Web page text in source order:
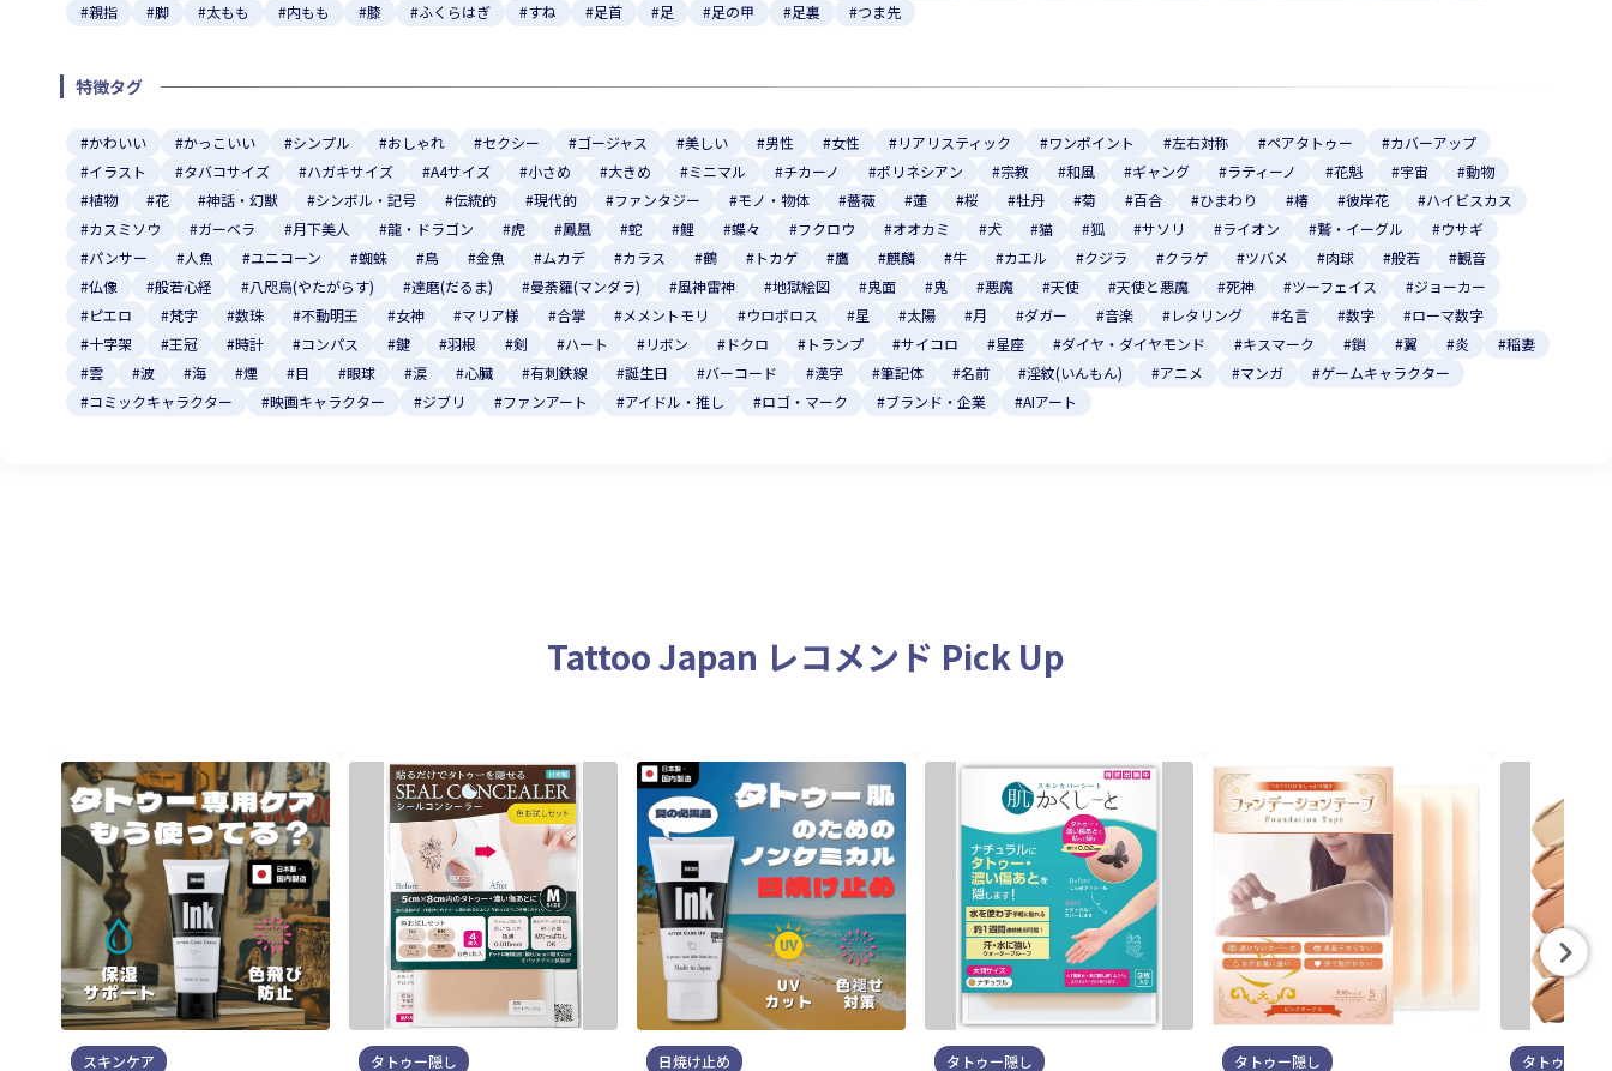
#親指
#脚 #太もも #内もも #膝 #ふくらはぎ #すね #足首 #足 #足の甲 #足裏 #つま先
特徴タグ
#かわいい #かっこいい #シンプル #おしゃれ #セクシー #ゴージャス #美しい #男性 #女性 #リアリスティック #ワンポイント #左右対称 #ペアタトゥー
#カバーアップ
#イラスト
#タバコサイズ #ハガキサイズ #A4サイズ #小さめ #大きめ #ミニマル #チカーノ #ポリネシアン #宗教 #和風 #ギャング #ラティーノ #花魁 #宇宙
#動物
#植物
#花 #神話・幻獣 #シンボル・記号 #伝統的 #現代的 #ファンタジー #モノ・物体 #薔薇 #蓮 #桜 #牡丹 #菊 #百合 #ひまわり #椿 #彼岸花
#ハイビスカス
#カスミソウ
#ガーベラ #月下美人 #龍・ドラゴン #虎 #鳳凰 #蛇 #鯉 #蝶々 #フクロウ #オオカミ #犬 #猫 #狐 #サソリ #ライオン #鷲・イーグル
#ウサギ
#パンサー
#人魚 #ユニコーン #蜘蛛 #鳥 #金魚 #ムカデ #カラス #鶴 #トカゲ #鷹 #麒麟 #牛 #カエル #クジラ #クラゲ #ツバメ #肉球 #般若
#観音
#仏像
#般若心経 #八咫烏(やたがらす) #達磨(だるま) #曼荼羅(マンダラ) #風神雷神 #地獄絵図 #鬼面 #鬼 #悪魔 #天使 #天使と悪魔 #死神 #ツーフェイス
#ジョーカー
#ピエロ
#梵字 #数珠 #不動明王 #女神 #マリア様 #合掌 #メメントモリ #ウロボロス #星 #太陽 #月 #ダガー #音楽 #レタリング #名言 #数字
#ローマ数字
#十字架
#王冠 #時計 #コンパス #鍵 #羽根 #剣 #ハート #リボン #ドクロ #トランプ #サイコロ #星座 #ダイヤ・ダイヤモンド #キスマーク #鎖 #翼 #炎
#稲妻
#雲
#波 #海 #煙 #目 #眼球 #涙 #心臓 #有刺鉄線 #誕生日 #バーコード #漢字 #筆記体 #名前 #淫紋(いんもん) #アニメ #マンガ
#ゲームキャラクター
#コミックキャラクター
#映画キャラクター #ジブリ #ファンアート #アイドル・推し #ロゴ・マーク #ブランド・企業 #AIアート
Tattoo Japan レコメンド Pick Up
スキンケア タトゥー隠し 日焼け止め タトゥー隠し タトゥー隠し タトゥー隠し